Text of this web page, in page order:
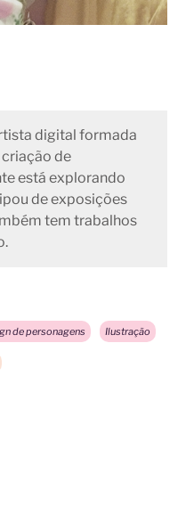
digital formada
de
está explorando
de exposições
tem trabalhos
de personagens Ilustração